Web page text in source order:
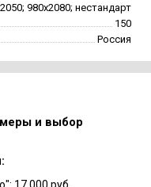
980х2080; нестандарт
150
Россия
и выбор